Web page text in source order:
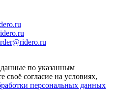
по указанным
согласие на условиях,
персональных данных